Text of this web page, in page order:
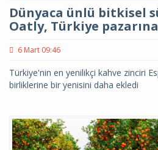
Dünyaca ünlü bitkisel
Oatly, Türkiye
6 Mart 09:46
Türkiye'nin en yenilikçi kahve zinciri
birliklerine bir yenisini daha ekledi